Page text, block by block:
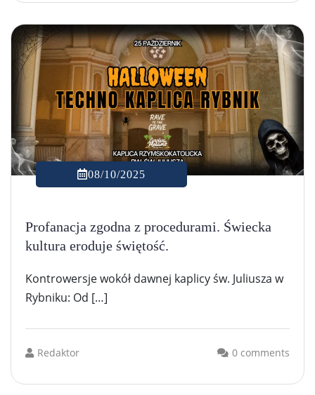
08/10/2025
Profanacja zgodna z procedurami. Świecka
kultura eroduje świętość.
Kontrowersje wokół dawnej kaplicy św. Juliusza w
Rybniku: Od […]
Redaktor 0 comments